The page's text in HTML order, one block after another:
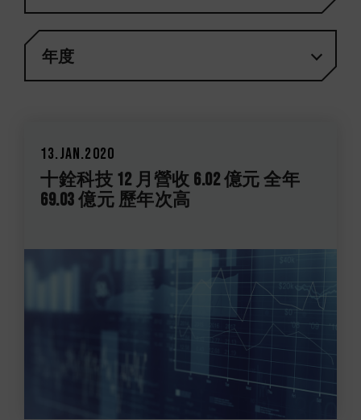
年度
13.Jan.2020
十銓科技 12 月營收 6.02 億元 全年
69.03 億元 歷年次高